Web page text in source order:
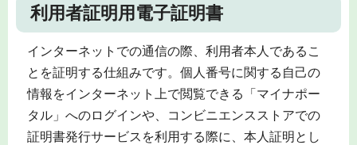
利用者証明用電子証明書
インターネットでの通信の際、利用者本人であるこ
とを証明する仕組みです。個人番号に関する自己の
情報をインターネット上で閲覧できる「マイナポー
タル」へのログインや、コンビニエンスストアでの
証明書発行サービスを利用する際に、本人証明とし